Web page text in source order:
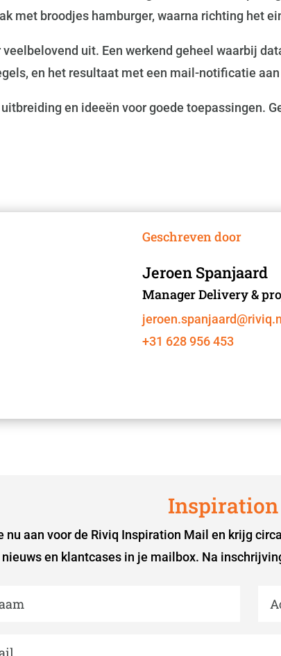
met broodjes hamburger, waarna richting het
uit. Een werkend geheel waarbij
en het resultaat met een mail-notificatie
en ideeën voor goede toepassingen.
Geschreven door
Jeroen Spanjaard
Manager Delivery &
jeroen.spanjaard@riviq.nl
+31 628 956 453
nu aan voor de Riviq Inspiration Mail en krijg
nieuws en klantcases in je mailbox. Na